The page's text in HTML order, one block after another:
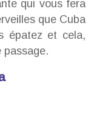
qui vous fera
que Cuba
épatez et cela,
passage.